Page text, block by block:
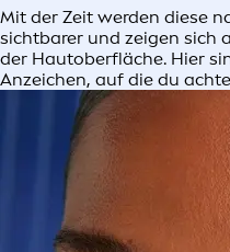
Mit der Zeit werden diese
sichtbarer und zeigen sich
der Hautoberfläche. Hier
Anzeichen, auf die du